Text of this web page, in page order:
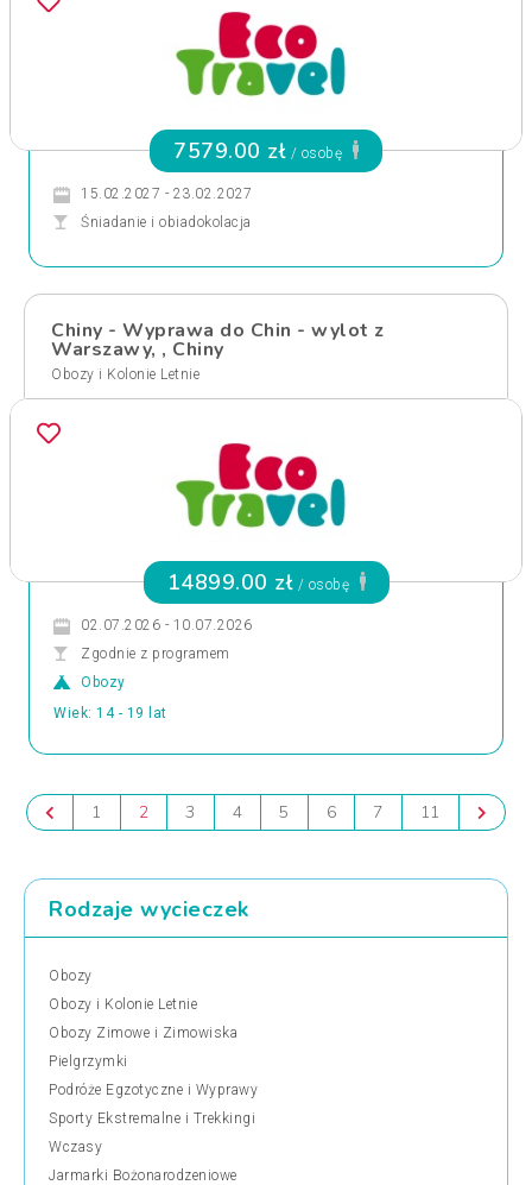
7579.00 zł / osobę
15.02.2027 - 23.02.2027
Śniadanie i obiadokolacja
Chiny - Wyprawa do Chin - wylot z
Warszawy, , Chiny
Obozy i Kolonie Letnie
14899.00 zł / osobę
02.07.2026 - 10.07.2026
Zgodnie z programem
Obozy
Wiek: 14 - 19 lat
1 2 3 4 5 6 7 11
Rodzaje wycieczek
Obozy
Obozy i Kolonie Letnie
Obozy Zimowe i Zimowiska
Pielgrzymki
Podróże Egzotyczne i Wyprawy
Sporty Ekstremalne i Trekkingi
Wczasy
Jarmarki Bożonarodzeniowe